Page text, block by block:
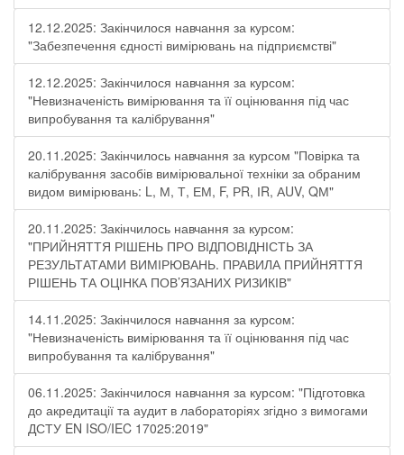
12.12.2025: Закінчилося навчання за курсом:
"Забезпечення єдності вимірювань на підприємстві"
12.12.2025: Закінчилося навчання за курсом:
"Невизначеність вимірювання та її оцінювання під час
випробування та калібрування"
20.11.2025: Закінчилось навчання за курсом "Повірка та
калібрування засобів вимірювальної техніки за обраним
видом вимірювань: L, М, Т, ЕМ, F, РR, ІR, АUV, QМ"
20.11.2025: Закінчилось навчання за курсом:
"ПРИЙНЯТТЯ РІШЕНЬ ПРО ВІДПОВІДНІСТЬ ЗА
РЕЗУЛЬТАТАМИ ВИМІРЮВАНЬ. ПРАВИЛА ПРИЙНЯТТЯ
РІШЕНЬ ТА ОЦІНКА ПОВ’ЯЗАНИХ РИЗИКІВ"
14.11.2025: Закінчилося навчання за курсом:
"Невизначеність вимірювання та її оцінювання під час
випробування та калібрування"
06.11.2025: Закінчилося навчання за курсом: "Підготовка
до акредитації та аудит в лабораторіях згідно з вимогами
ДСТУ EN ISO/IEC 17025:2019"